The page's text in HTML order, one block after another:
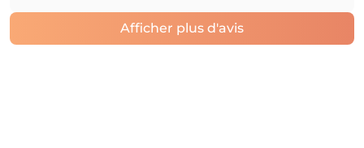
Afficher plus d'avis